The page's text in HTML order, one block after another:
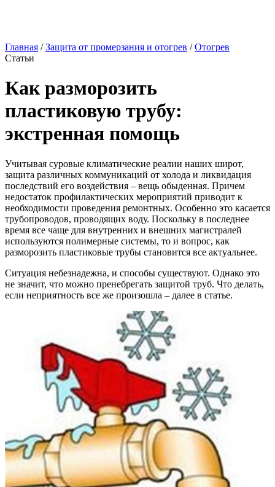
Главная /Защита от промерзания и отогрев /Отогрев
Статьи
Как разморозить
пластиковую трубу:
экстренная помощь
Учитывая суровые климатические реалии наших широт,
защита различных коммуникаций от холода и ликвидация
последствий его воздействия – вещь обыденная. Причем
недостаток профилактических мероприятий приводит к
необходимости проведения ремонтных. Особенно это касается
трубопроводов, проводящих воду. Поскольку в последнее
время все чаще для внутренних и внешних магистралей
используются полимерные системы, то и вопрос, как
разморозить пластиковые трубы становится все актуальнее.
Ситуация небезнадежна, и способы существуют. Однако это
не значит, что можно пренебрегать защитой труб. Что делать,
если неприятность все же произошла – далее в статье.